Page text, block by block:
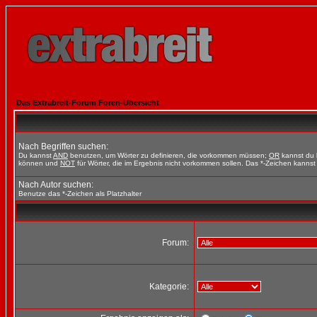
Das Extrabreit-Forum Foren-Übersicht
Nach Begriffen suchen:
Du kannstAND benutzen, um Wörter zu definieren, die vorkommen müssen; OR kannst du
können und NOT für Wörter, die im Ergebnis nicht vorkommen sollen. Das *-Zeichen
Nach Autor suchen:
Benutze das *-Zeichen als Platzhalter
Forum:
Kategorie: